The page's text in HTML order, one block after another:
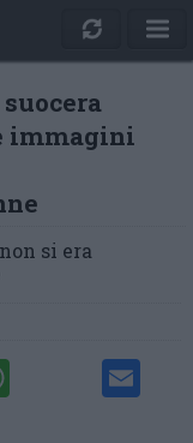
immagini
si era